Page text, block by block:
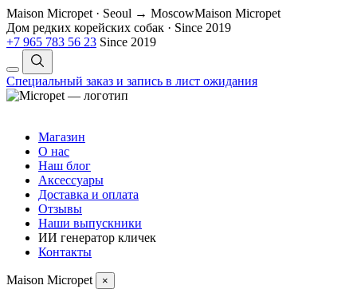
Maison Micropet · Seoul → MoscowMaison Micropet
Дом редких корейских собак · Since 2019
+7 965 783 56 23 Since 2019
Специальный заказ и запись в лист ожидания
Магазин
О нас
Наш блог
Аксессуары
Доставка и оплата
Отзывы
Наши выпускники
ИИ генератор кличек
Контакты
Maison Micropet ×